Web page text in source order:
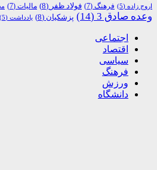
اروج زاده (5) فرهنگ (7) فولاد ظفر (8) مالیات (7)
وعده صادق 3 (14) پزشکیان (8) یادداشت (5)
اجتماعی
اقتصاد
سیاسی
فرهنگ
ورزش
دانشگاه